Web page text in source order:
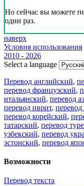
Но сейчас вы можете
один раз.
наверх
Условия использования
2010 - 2026
Select a language
Перевод английский,
перевод французский,
итальянский, перевод
перевод иврит, перевод
перевод корейский,
татарский, перевод
узбекский, перевод
эстонский, перевод
Возможности
Перевод текста